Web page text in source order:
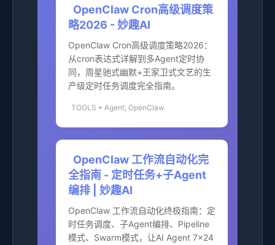
OpenClaw Cron高级调度策
略2026 - 妙趣AI
OpenClaw Cron高级调度策略2026：
从cron表达式详解到多Agent定时协
同，周星驰式幽默+王家卫式文艺的生
产级定时任务调度完全指南。
TOOLS • Agent, OpenClaw
OpenClaw 工作流自动化完
全指南 - 定时任务+子Agent
编排 | 妙趣AI
OpenClaw 工作流自动化终极指南：定
时任务调度、子Agent编排、Pipeline
模式、Swarm模式，让AI Agent 7×24